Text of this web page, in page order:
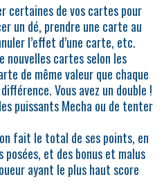
certaines de vos cartes pour
un dé, prendre une carte au
l’effet d’une carte, etc.
nouvelles cartes selon les
de même valeur que chaque
Vous avez un double !
puissants Mecha ou de tenter
fait le total de ses points, en
et des bonus et malus
ayant le plus haut score